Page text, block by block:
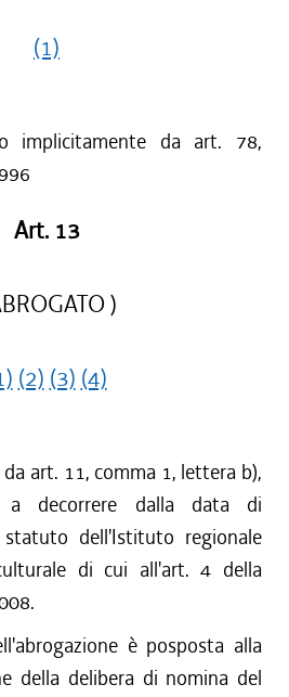
(1)
implicitamente da art. 78,
Art. 13
)
(2) (3) (4)
art. 11, comma 1, lettera b),
decorrere dalla data di
statuto dell'Istituto regionale
di cui all'art. 4 della
è posposta alla
della delibera di nomina del